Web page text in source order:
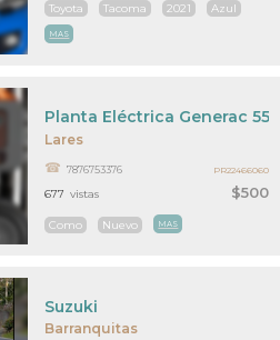
Toyota Tacoma 2021 Azul
MAS
Lares
$500
Planta Eléctrica Generac
7876753376
Como Nuevo MAS
677 vistas
PR22466060
Barranquitas
Suzuki